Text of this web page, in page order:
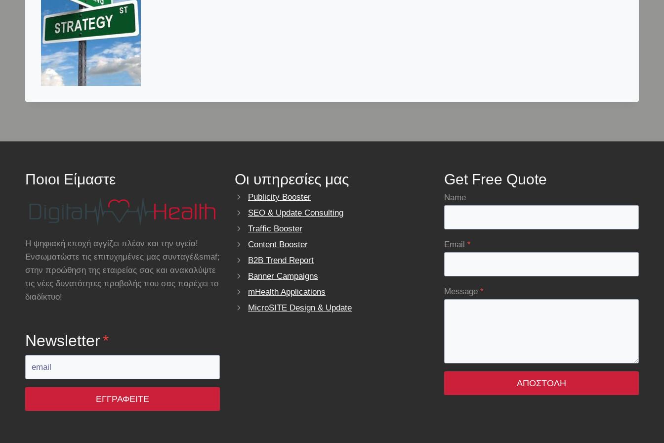
Ποιοι Είμαστε
Η ψηφιακή εποχή αγγίζει πλέον και την υγεία!
Ενσωματώστε τις επιτυχημένες μας συνταγέ&smaf;
στην προώθηση της εταιρείας σας και ανακαλύψτε
τις νέες δυνατότητες προβολής που σας παρέχει το
διαδίκτυο!
Newsletter*
ΕΓΓΡΑΦΕΊΤΕ
Οι υπηρεσίες μας
Publicity Booster
SEO & Update Consulting
Traffic Booster
Content Booster
B2B Trend Report
Banner Campaigns
mHealth Applications
MicroSITE Design & Update
Get Free Quote
Name
Email *
Message *
ΑΠΟΣΤΟΛΉ